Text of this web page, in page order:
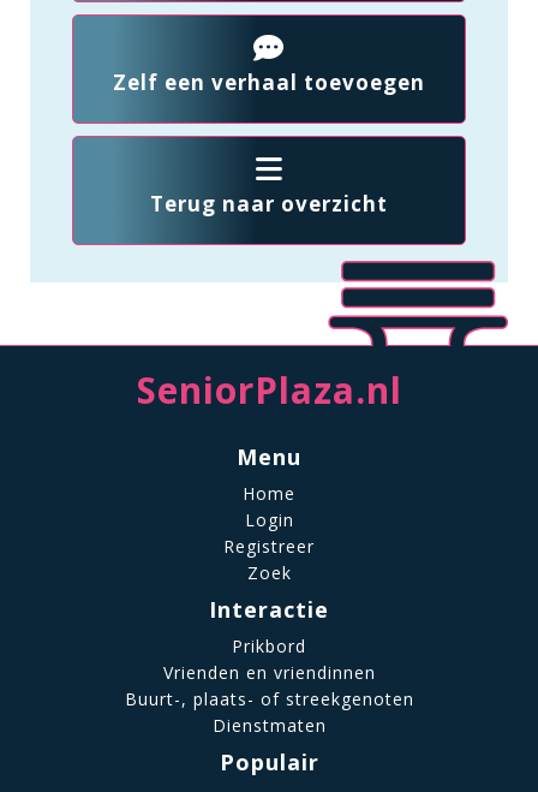
Zelf een verhaal toevoegen
Terug naar overzicht
SeniorPlaza.nl
Menu
Home
Login
Registreer
Zoek
Interactie
Prikbord
Vrienden en vriendinnen
Buurt-, plaats- of streekgenoten
Dienstmaten
Populair